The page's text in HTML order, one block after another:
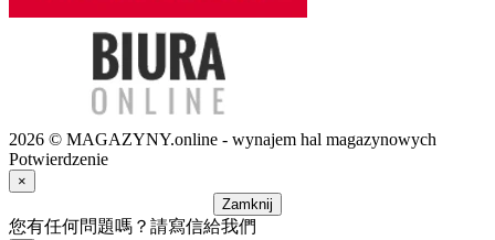
2026 © MAGAZYNY.online - wynajem hal magazynowych
Potwierdzenie
×
Zamknij
您有任何問題嗎？請寫信給我們